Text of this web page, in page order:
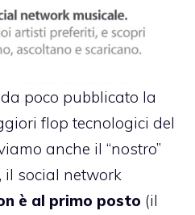
poco pubblicato la
flop tecnologici del
anche il “nostro”
il social network
è al primo posto (il